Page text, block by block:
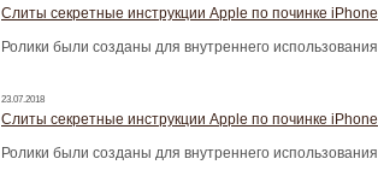
Слиты секретные инструкции Apple по починке iPhone
Ролики были созданы для внутреннего использования
23.07.2018
Слиты секретные инструкции Apple по починке iPhone
Ролики были созданы для внутреннего использования